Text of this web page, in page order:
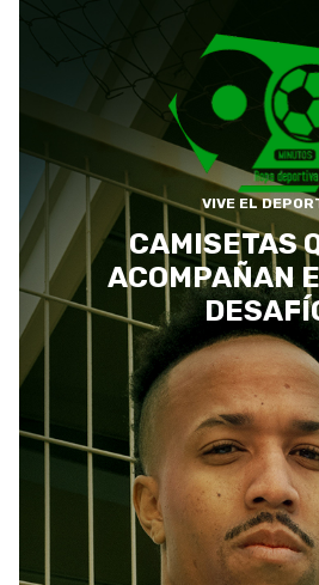
VIVE EL
CAMISETAS
ACOMPAÑAN